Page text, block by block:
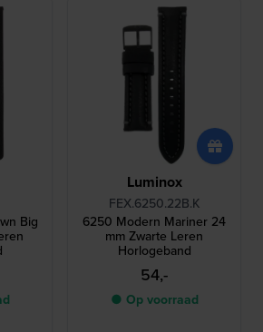
Big
Luminox
FEX.6250.22B.K
6250 Modern Mariner 24
mm Zwarte Leren
Horlogeband
54,-
● Op voorraad